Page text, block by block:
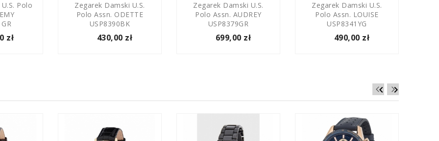
Polo
zł
Zegarek Damski U.S.
Polo Assn. ODETTE
USP8390BK
430,00 zł
Zegarek Damski U.S.
Polo Assn. AUDREY
USP8379GR
699,00 zł
Zegarek Damski U.S.
Polo Assn. LOUISE
USP8341YG
490,00 zł
 